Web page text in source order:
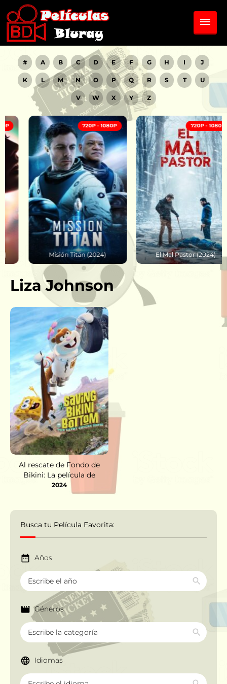
# A B C D E F G H I J
K L M N O P Q R S T U
V W X Y Z
720P - 1080P
Misión Titán (2024)
720P - 1080P
El Mal Pastor (2024)
Liza Johnson
Al rescate de Fondo de
Bikini: La película de
Arenita Mejillas (2024)
2024
Busca tu Película Favorita:
Años
Géneros
Idiomas